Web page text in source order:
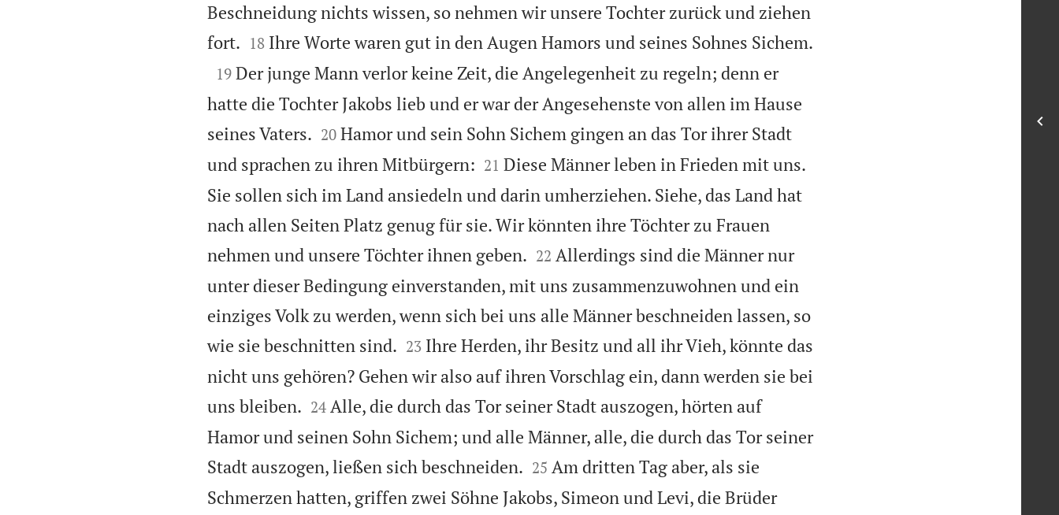
Beschneidung nichts wissen, so nehmen wir unsere Tochter zurück und ziehen
fort.
18 Ihre Worte waren gut in den Augen Hamors und seines Sohnes Sichem.

19 Der junge Mann verlor keine Zeit, die Angelegenheit zu regeln; denn er
hatte die Tochter Jakobs lieb und er war der Angesehenste von allen im Hause
seines Vaters.
20 Hamor und sein Sohn Sichem gingen an das Tor ihrer Stadt
und sprachen zu ihren Mitbürgern:
21 Diese Männer leben in Frieden mit uns.
Sie sollen sich im Land ansiedeln und darin umherziehen. Siehe, das Land hat
nach allen Seiten Platz genug für sie. Wir könnten ihre Töchter zu Frauen
nehmen und unsere Töchter ihnen geben.
22 Allerdings sind die Männer nur
unter dieser Bedingung einverstanden, mit uns zusammenzuwohnen und ein
einziges Volk zu werden, wenn sich bei uns alle Männer beschneiden lassen, so
wie sie beschnitten sind.
23 Ihre Herden, ihr Besitz und all ihr Vieh, könnte das
nicht uns gehören? Gehen wir also auf ihren Vorschlag ein, dann werden sie bei
uns bleiben.
24 Alle, die durch das Tor seiner Stadt auszogen, hörten auf
Hamor und seinen Sohn Sichem; und alle Männer, alle, die durch das Tor seiner
Stadt auszogen, ließen sich beschneiden.
25 Am dritten Tag aber, als sie
Schmerzen hatten, griffen zwei Söhne Jakobs, Simeon und Levi, die Brüder